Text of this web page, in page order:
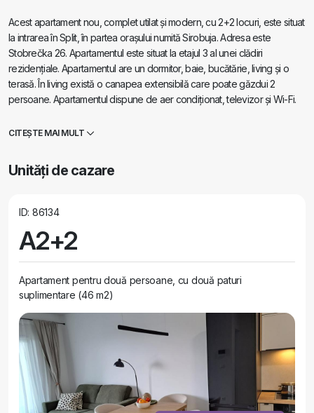
Acest apartament nou, complet utilat și modern, cu 2+2 locuri, este situat
la intrarea în Split, în partea orașului numită Sirobuja. Adresa este
Stobrečka 26. Apartamentul este situat la etajul 3 al unei clădiri
rezidențiale. Apartamentul are un dormitor, baie, bucătărie, living și o
terasă. În living există o canapea extensibilă care poate găzdui 2
persoane. Apartamentul dispune de aer condiționat, televizor și Wi-Fi.
ajunge cu liftul.
CITEȘTE MAI MULT
Unități de cazare
ID: 86134
A2+2
Apartament pentru două persoane, cu două paturi
suplimentare (46 m2)